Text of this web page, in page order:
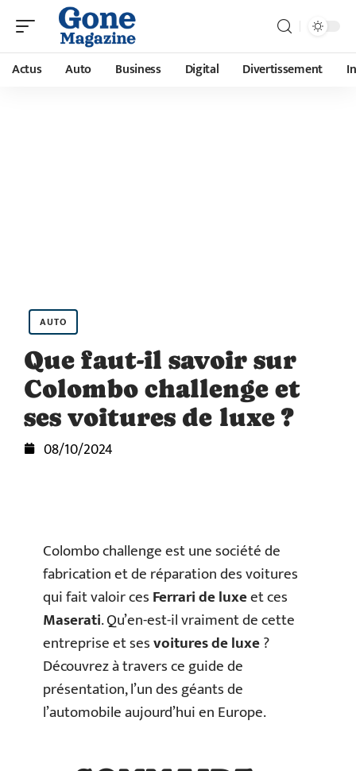
Actus Auto Business Digital Divertissement
AUTO
Que faut-il savoir sur
Colombo challenge et
ses voitures de luxe ?
08/10/2024
Colombo challenge est une société de
fabrication et de réparation des voitures
qui fait valoir cesFerrari de luxeet ces
Maserati. Qu’en-est-il vraiment de cette
entreprise et sesvoitures de luxe?
Découvrez à travers ce guide de
présentation, l’un des géants de
l’automobile aujourd’hui en Europe.